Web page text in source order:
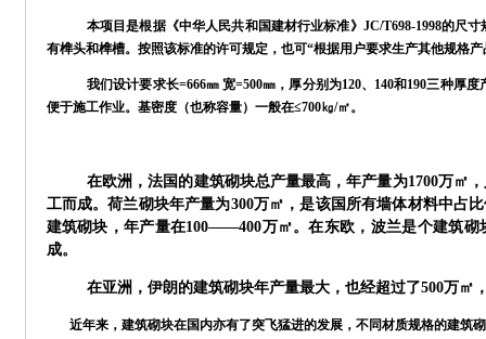
本项目是根据《中华人民共和国建材行业标准》 JC/T698-1998的尺
有榫头和榫槽。按照该标准的许可规定，也可“根据用户要求生产其他规格
我们设计要求长=666㎜ 宽=500㎜，厚分别为120、140和190三种厚
便于施工作业。基密度（也称容量）一般在≤700㎏/㎡。
在欧洲，法国的建筑砌块总产量最高，年产量为1700万㎡
工而成。荷兰砌块年产量为300万㎡，是该国所有墙体材料中占
建筑砌块，年产量在100——400万㎡。在东欧，波兰是个建筑
成。
在亚洲，伊朗的建筑砌块年产量最大，也经超过了500万㎡
近年来，建筑砌块在国内亦有了突飞猛进的发展，不同材质规格的建筑